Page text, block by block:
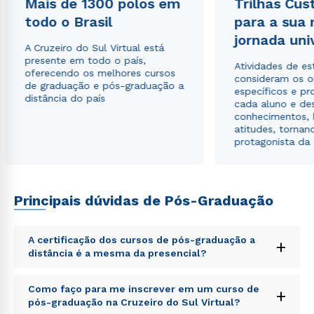
Mais de 1300 polos em
todo o Brasil
A Cruzeiro do Sul Virtual está
presente em todo o país,
oferecendo os melhores cursos
de graduação e pós-graduação a
distância do país
Trilhas
para a sua
jornada
Atividades de
consideram os
específicos e
cada aluno e
conhecimentos,
atitudes,
protagonista da
Principais dúvidas de Pós-Graduação
A certificação dos cursos de pós-graduação a
distância é a mesma da presencial?
+
Sed ut perspiciatis unde omnis iste natus error sit
voluptatem accusantium doloremque laudantium,
totam rem aperiam, eaque ipsa quae ab illo inventore
Como faço para me inscrever em um curso de
pós-graduação na Cruzeiro do Sul Virtual?
+
Rápido e fácil
envio de conteúdos da Cruzeiro do Sul.